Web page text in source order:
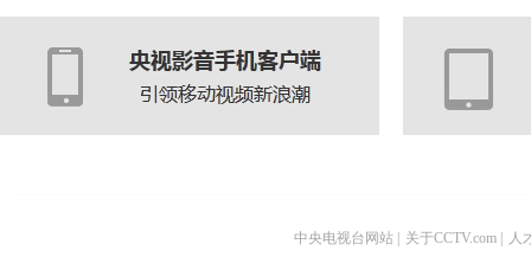
中央电视台网站 关于CCTV.com 人